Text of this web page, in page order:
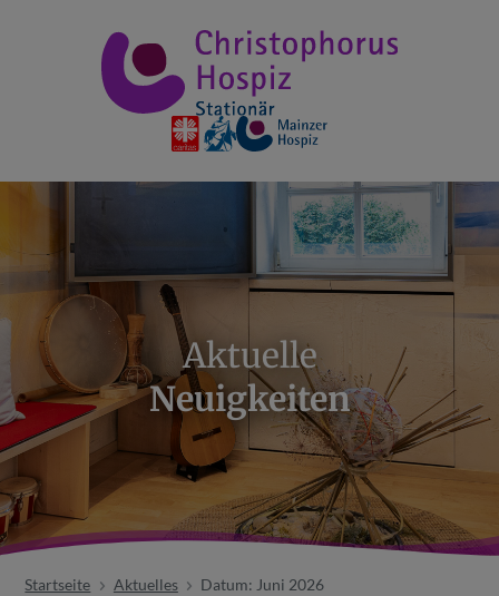
Aktuelle
Neuigkeiten
Startseite Aktuelles Datum: Juni 2026